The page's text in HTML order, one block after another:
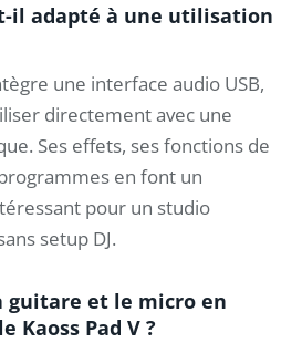
il adapté à une utilisation
une interface audio USB,
directement avec une
Ses effets, ses fonctions de
en font un
pour un studio
setup DJ.
et le micro en
Kaoss Pad V ?